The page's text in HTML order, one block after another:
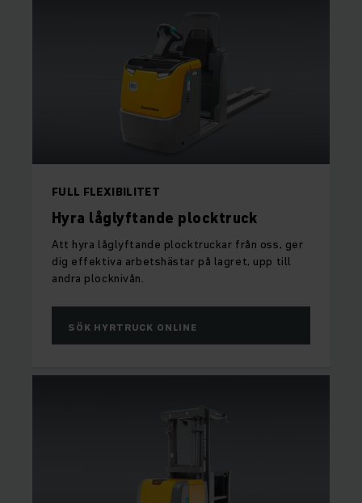
FULL FLEXIBILITET
Hyra låglyftande plocktruck
Att hyra låglyftande plocktruckar från oss, ger
dig effektiva arbetshästar på lagret, upp till
andra plocknivån.
SÖK HYRTRUCK ONLINE